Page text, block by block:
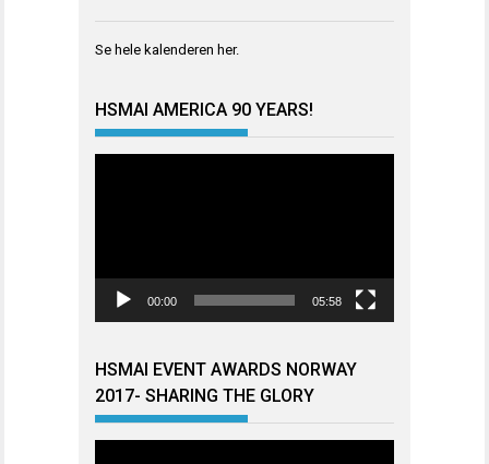
Se hele kalenderen her.
HSMAI AMERICA 90 YEARS!
00:00 05:58
HSMAI EVENT AWARDS NORWAY
2017- SHARING THE GLORY